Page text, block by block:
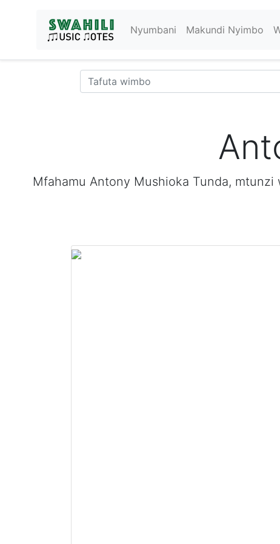
Nyumbani Makundi Nyimbo
Mfahamu Antony Mushioka Tunda,